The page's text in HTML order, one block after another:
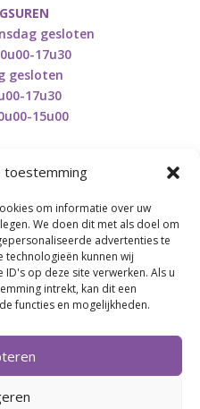
toestemming
om informatie over uw
We doen dit met als doel om
advertenties te
kunnen wij
op deze site verwerken. Als u
intrekt, kan dit een
functies en mogelijkheden.
gesloten
17u30
gesloten
17u30
15u00
ATELJEE
medische reden.